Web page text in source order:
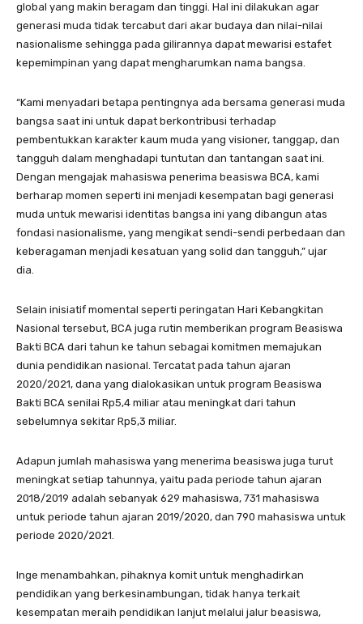
global yang makin beragam dan tinggi. Hal ini dilakukan agar
generasi muda tidak tercabut dari akar budaya dan nilai-nilai
nasionalisme sehingga pada gilirannya dapat mewarisi estafet
kepemimpinan yang dapat mengharumkan nama bangsa.
“Kami menyadari betapa pentingnya ada bersama generasi muda
bangsa saat ini untuk dapat berkontribusi terhadap
pembentukkan karakter kaum muda yang visioner, tanggap, dan
tangguh dalam menghadapi tuntutan dan tantangan saat ini.
Dengan mengajak mahasiswa penerima beasiswa BCA, kami
berharap momen seperti ini menjadi kesempatan bagi generasi
muda untuk mewarisi identitas bangsa ini yang dibangun atas
fondasi nasionalisme, yang mengikat sendi-sendi perbedaan dan
keberagaman menjadi kesatuan yang solid dan tangguh,” ujar
dia.
Selain inisiatif momental seperti peringatan Hari Kebangkitan
Nasional tersebut, BCA juga rutin memberikan program Beasiswa
Bakti BCA dari tahun ke tahun sebagai komitmen memajukan
dunia pendidikan nasional. Tercatat pada tahun ajaran
2020/2021, dana yang dialokasikan untuk program Beasiswa
Bakti BCA senilai Rp5,4 miliar atau meningkat dari tahun
sebelumnya sekitar Rp5,3 miliar.
Adapun jumlah mahasiswa yang menerima beasiswa juga turut
meningkat setiap tahunnya, yaitu pada periode tahun ajaran
2018/2019 adalah sebanyak 629 mahasiswa, 731 mahasiswa
untuk periode tahun ajaran 2019/2020, dan 790 mahasiswa untuk
periode 2020/2021.
Inge menambahkan, pihaknya komit untuk menghadirkan
pendidikan yang berkesinambungan, tidak hanya terkait
kesempatan meraih pendidikan lanjut melalui jalur beasiswa,